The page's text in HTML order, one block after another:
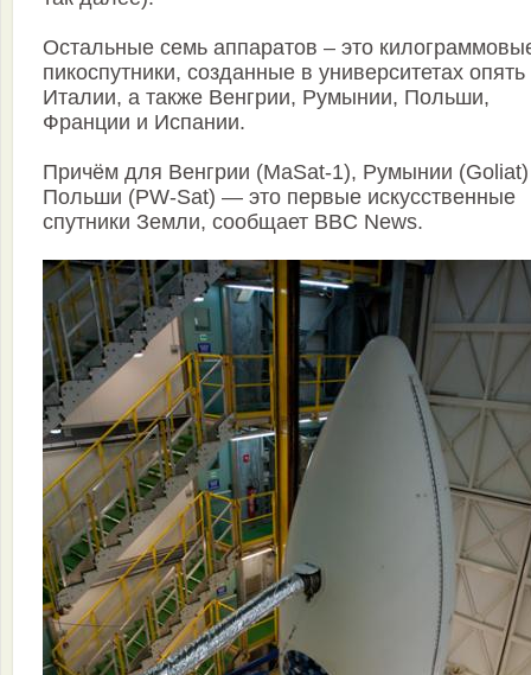
Остальные семь аппаратов – это
пикоспутники, созданные в университетах
Италии, а также Венгрии, Румынии, Польши,
Франции и Испании.
Причём для Венгрии (MaSat-1), Румынии
Польши (PW-Sat) — это первые искусственные
спутники Земли, сообщает BBC News.